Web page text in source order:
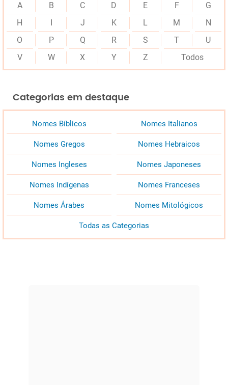
A B C D E F
G
H
J K L M
N
O
P Q R S T
U
V
W X Y Z Todos
Categorias em destaque
Nomes Bíblicos Nomes Italianos
Nomes Gregos Nomes Hebraicos
Nomes Ingleses Nomes Japoneses
Nomes Indígenas Nomes Franceses
Nomes Árabes Nomes Mitológicos
Todas as Categorias